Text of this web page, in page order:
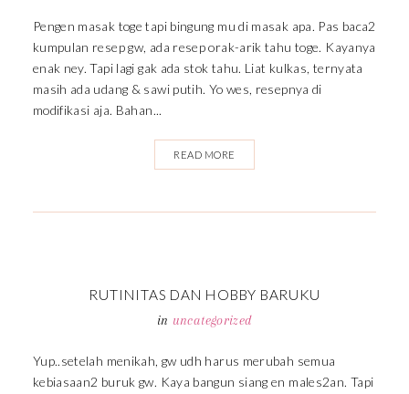
Pengen masak toge tapi bingung mu di masak apa. Pas baca2
kumpulan resep gw, ada resep orak-arik tahu toge. Kayanya
enak ney. Tapi lagi gak ada stok tahu. Liat kulkas, ternyata
masih ada udang & sawi putih. Yo wes, resepnya di
modifikasi aja. Bahan...
READ MORE
RUTINITAS DAN HOBBY BARUKU
in uncategorized
Yup..setelah menikah, gw udh harus merubah semua
kebiasaan2 buruk gw. Kaya bangun siang en males2an. Tapi